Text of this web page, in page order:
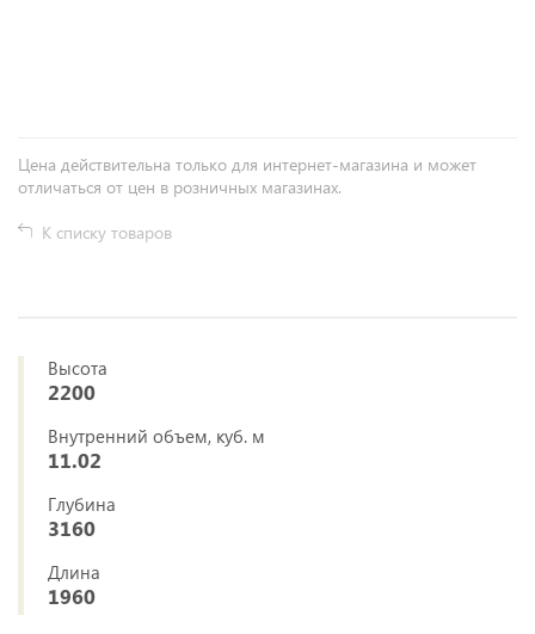
Цена действительна только для интернет-магазина и может
отличаться от цен в розничных магазинах.
К списку товаров
Высота
2200
Внутренний объем, куб. м
11.02
Глубина
3160
Длина
1960